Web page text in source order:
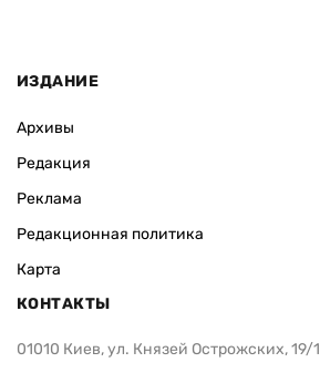
ИЗДАНИЕ
Архивы
Редакция
Реклама
Редакционная политика
Карта
КОНТАКТЫ
01010 Киев, ул. Князей Острожских, 19/1